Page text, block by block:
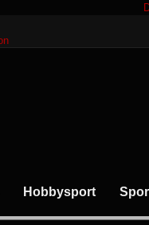
Hobbysport